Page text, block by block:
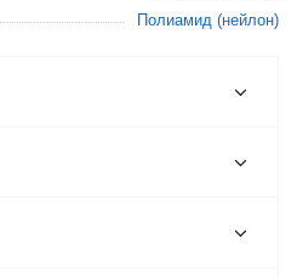
Полиамид (нейлон)